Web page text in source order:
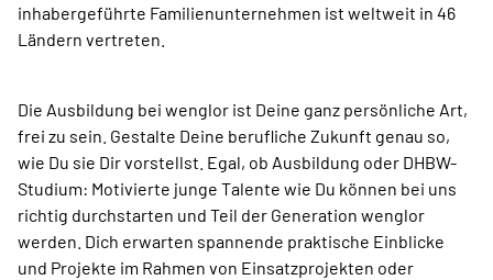
inhabergeführte Familienunternehmen ist weltweit in 46
Ländern vertreten.
Die Ausbildung bei wenglor ist Deine ganz persönliche Art,
frei zu sein. Gestalte Deine berufliche Zukunft genau so,
wie Du sie Dir vorstellst. Egal, ob Ausbildung oder DHBW-
Studium: Motivierte junge Talente wie Du können bei uns
richtig durchstarten und Teil der Generation wenglor
werden. Dich erwarten spannende praktische Einblicke
und Projekte im Rahmen von Einsatzprojekten oder